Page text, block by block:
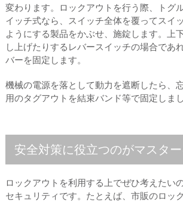
変わります。ロックアウトを行う際、トグ
イッチ式なら、スイッチ全体を覆ってスイ
ようにする製品をかぶせ、施錠します。上
し上げたりするレバースイッチの場合であ
バーを固定します。
機械の電源を落として動力を遮断したら、
用のタグアウトを結束バンド等で固定しまし
安全対策に役立つのがマスタ
ロックアウトを利用する上でぜひ考えたい
セキュリティです。たとえば、市販のロッ